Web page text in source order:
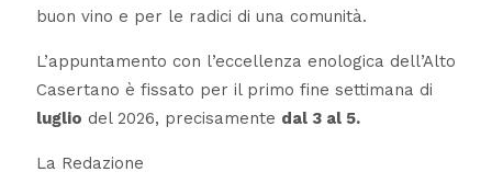
buon vino e per le radici di una comunità.
L’appuntamento con l’eccellenza enologica dell’Alto
Casertano è fissato per il primo fine settimana di
luglio del 2026, precisamente dal 3 al 5.
La Redazione